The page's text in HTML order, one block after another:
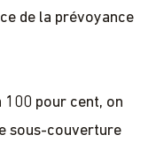
de la prévoyance
pour cent, on
sous-couverture